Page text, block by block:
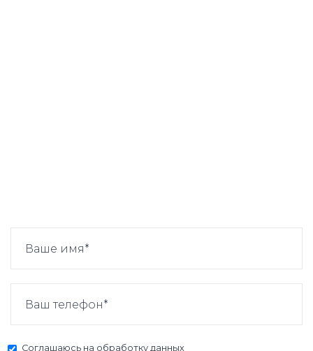
Соглашаюсь на обработку данных